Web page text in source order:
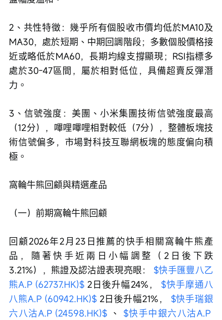
2、共性特徵：幾乎所有個股收市價均低於MA10及
MA30，處於短期、中期回調階段；多數個股價格接
近或略低於MA60，長期均線支撐顯現；RSI指標多
處於30-47區間，屬於相對低位，具備超賣反彈潛
力。
3、信號強度：美團、小米集團技術信號強度最高
（12分），嗶哩嗶哩相對較低（7分），整體板塊技
術信號偏多，市場對科技互聯網板塊的態度偏向積
極。
窩輪牛熊回顧與精選產品
（一）前期窩輪牛熊回顧
回顧2026年2月23日推薦的快手相關窩輪牛熊產
品，隨著快手近兩日小幅調整（2日後下跌
3.21%），熊證及認沽證表現亮眼： $快手匯豐八乙
熊A.P (62737.HK)$ 2日後升幅24%， $快手摩通八
八熊A.P (60942.HK)$ 2日後升幅21%， $快手瑞銀
六八沽A.P (24598.HK)$ 、 $快手中銀六八沽A.P